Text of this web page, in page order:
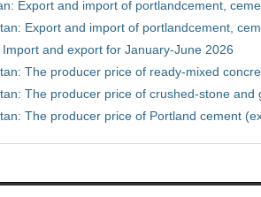
Export and import of portlandcement,
Export and import of portlandcement,
Import and export for January-June 2026
The producer price of ready-mixed
The producer price of crushed-stone and
The producer price of Portland cement